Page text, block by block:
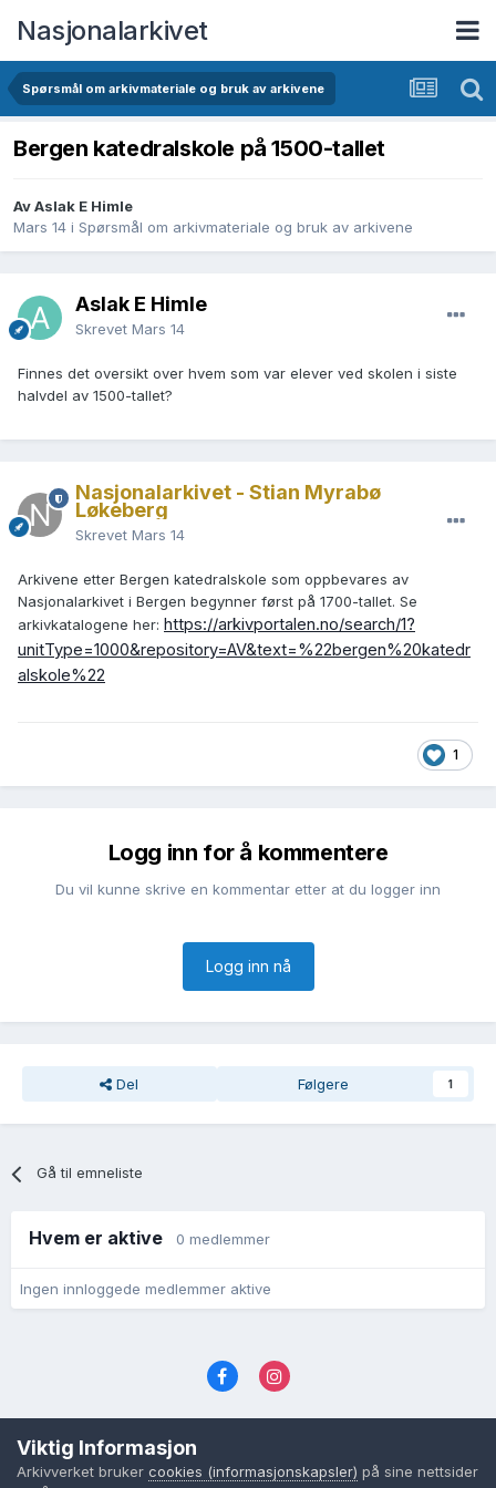
Nasjonalarkivet
Spørsmål om arkivmateriale og bruk av arkivene
Bergen katedralskole på 1500-tallet
Av Aslak E Himle
Mars 14 i Spørsmål om arkivmateriale og bruk av arkivene
Aslak E Himle
Skrevet Mars 14
Finnes det oversikt over hvem som var elever ved skolen i siste
halvdel av 1500-tallet?
Nasjonalarkivet - Stian Myrabø
Løkeberg
Skrevet Mars 14
Arkivene etter Bergen katedralskole som oppbevares av
Nasjonalarkivet i Bergen begynner først på 1700-tallet. Se
arkivkatalogene her: https://arkivportalen.no/search/1?
unitType=1000&repository=AV&text=%22bergen%20katedr
alskole%22
1
Logg inn for å kommentere
Du vil kunne skrive en kommentar etter at du logger inn
Logg inn nå
Del Følgere 1
Gå til emneliste
Hvem er aktive 0 medlemmer
Ingen innloggede medlemmer aktive
Cookies (informasjonskapsler)
Powered by Invision Community
Viktig Informasjon
Arkivverket bruker cookies (informasjonskapsler) på sine nettsider